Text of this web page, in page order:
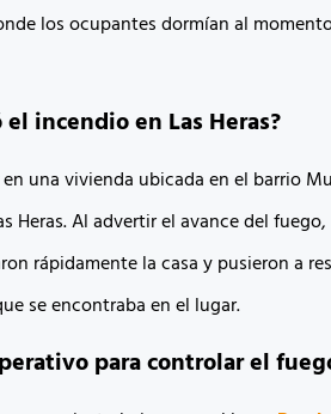
los ocupantes dormían al
incendio en Las Heras?
una vivienda ubicada en el barrio
Heras. Al advertir el avance del
rápidamente la casa y pusieron a
se encontraba en el lugar.
para controlar el